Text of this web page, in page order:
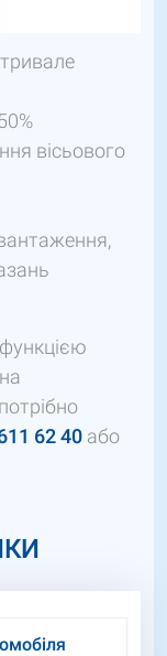
вісьового
62 40 або